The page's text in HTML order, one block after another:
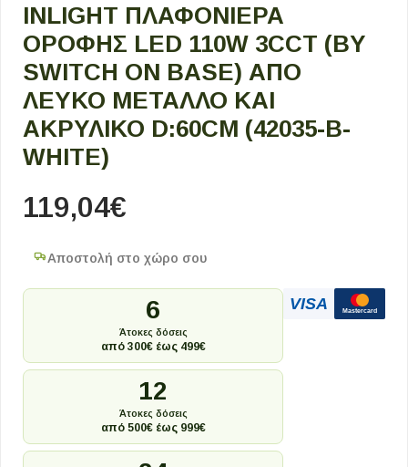
INLIGHT ΠΛΑΦΟΝΙΈΡΑ
ΟΡΟΦΉΣ LED 110W 3CCT (BY
SWITCH ON BASE) ΑΠΌ
ΛΕΥΚΌ ΜΈΤΑΛΛΟ ΚΑΙ
ΑΚΡΥΛΙΚΌ D:60CM (42035-B-
WHITE)
119,04€
Αποστολή στο χώρο σου
6
Άτοκες δόσεις
από 300€ έως 499€
12
Άτοκες δόσεις
από 500€ έως 999€
VISA Mastercard